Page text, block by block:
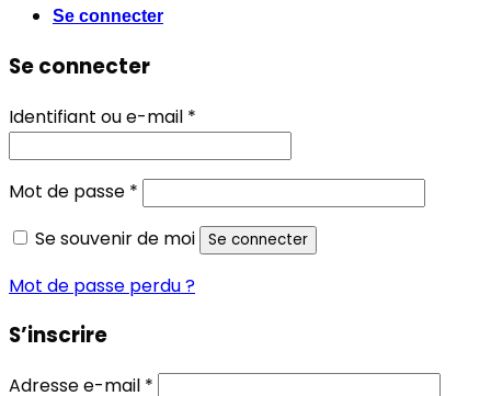
Se connecter
Se connecter
Identifiant ou e-mail *
Mot de passe *
Se souvenir de moi
Se connecter
Mot de passe perdu ?
S’inscrire
Adresse e-mail *